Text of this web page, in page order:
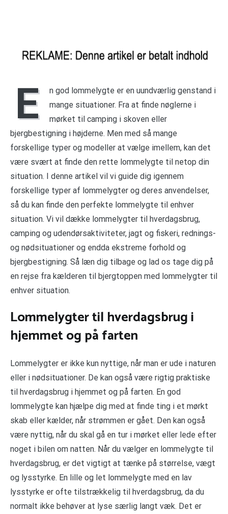
E
n god lommelygte er en uundværlig genstand i
mange situationer. Fra at finde nøglerne i
mørket til camping i skoven eller
bjergbestigning i højderne. Men med så mange
forskellige typer og modeller at vælge imellem, kan det
være svært at finde den rette lommelygte til netop din
situation. I denne artikel vil vi guide dig igennem
forskellige typer af lommelygter og deres anvendelser,
så du kan finde den perfekte lommelygte til enhver
situation. Vi vil dække lommelygter til hverdagsbrug,
camping og udendørsaktiviteter, jagt og fiskeri, rednings-
og nødsituationer og endda ekstreme forhold og
bjergbestigning. Så læn dig tilbage og lad os tage dig på
en rejse fra kælderen til bjergtoppen med lommelygter til
enhver situation.
Lommelygter til hverdagsbrug i
hjemmet og på farten
Lommelygter er ikke kun nyttige, når man er ude i naturen
eller i nødsituationer. De kan også være rigtig praktiske
til hverdagsbrug i hjemmet og på farten. En god
lommelygte kan hjælpe dig med at finde ting i et mørkt
skab eller kælder, når strømmen er gået. Den kan også
være nyttig, når du skal gå en tur i mørket eller lede efter
noget i bilen om natten. Når du vælger en lommelygte til
hverdagsbrug, er det vigtigt at tænke på størrelse, vægt
og lysstyrke. En lille og let lommelygte med en lav
lysstyrke er ofte tilstrækkelig til hverdagsbrug, da du
normalt ikke behøver at lyse særlig langt væk. Det er